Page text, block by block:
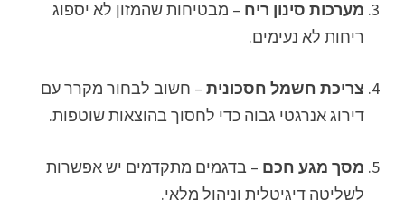
מערכות סינון ריח – מבטיחות שהמזון לא יספוג
ריחות לא נעימים.
צריכת חשמל חסכונית– חשוב לבחור מקרר עם
דירוג אנרגטי גבוה כדי לחסוך בהוצאות שוטפות.
מסך מגע חכם – בדגמים מתקדמים יש אפשרות
לשליטה דיגיטלית וניהול מלאי.